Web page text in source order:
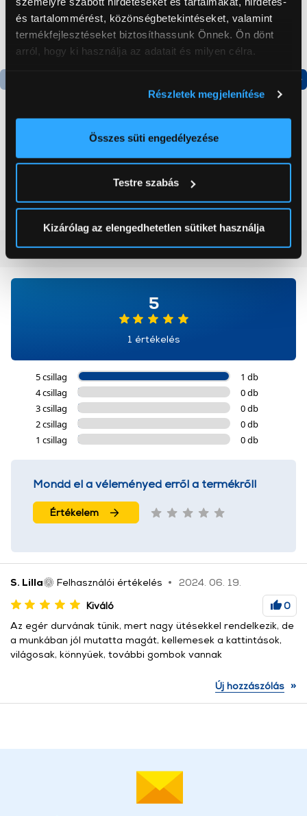
és tartalommérést, közönségbetekintéseket, valamint
termékfejlesztéseket biztosíthassunk Önnek. Ön dönt
arról, hogy ki használja az adatait és milyen célra.
elhelyezkedéséről pár méteres pontossággal
Az Ön készülékén beazonosítása annak konkrét
módjairól és adja meg preferenciáit aRészletek
pontban. Bármikor módosíthatja vagy visszavonhatja a
Sütinyilatkozathoz való hozzájárulását.
szolgáltatásaink biztosításához szükségesek. Az oldal
használatával Ön elfogadja a cookie-k használatát.
ÁSZFésAdatvédelem
Részletek megjelenítése
Összes süti engedélyezése
Testre szabás
Kizárólag az elengedhetetlen sütiket használja
Candy CHASD4385EWC
Egyajtós hűtőszekrény
SteelSeries Apex 3
Gamer billentyűzet
24 999 Ft
Vásárlói vélemények(1)
5
1 értékelés
5 csillag
1 db
4 csillag
0 db
3 csillag
0 db
2 csillag
0 db
1 csillag
0 db
Mondd el a véleményed erről a termékről!
Értékelem
S. Lilla Felhasználói értékelés
2024. 06. 19.
Kiváló
0
Az egér durvának tűnik, mert nagy ütésekkel rendelkezik, de
a munkában jól mutatta magát, kellemesek a kattintások,
világosak, könnyűek, további gombok vannak
Új hozzászólás »